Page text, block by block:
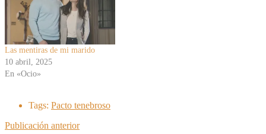
Las mentiras de mi marido
10 abril, 2025
En «Ocio»
Tags: Pacto tenebroso
Publicación anterior